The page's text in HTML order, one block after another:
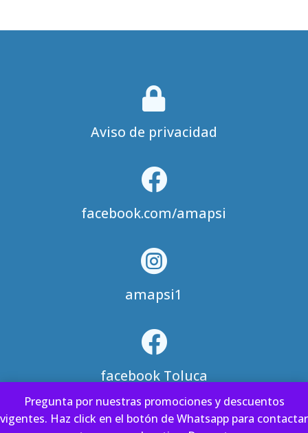
Pre­gun­ta por nues­tras pro­mo­cio­nes y des­cuen­tos
vigen­tes. Haz click en el botón de Whatsapp para con­tac­tar

Aviso de privacidad

facebook.com/amapsi

amapsi1

facebook Toluca